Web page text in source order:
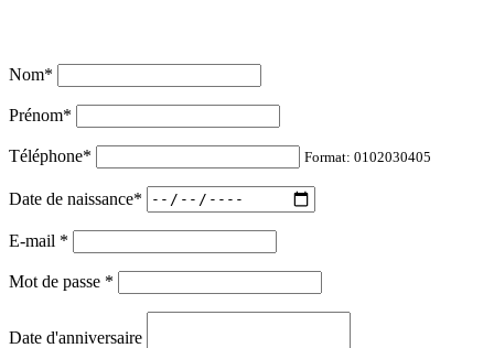
Nom*
Prénom*
Téléphone* Format: 0102030405
Date de naissance*
E-mail *
Mot de passe *
Date d'anniversaire